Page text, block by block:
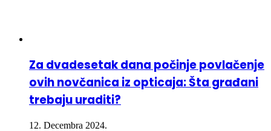
Za dvadesetak dana počinje povlačenje
ovih novčanica iz opticaja: Šta građani
trebaju uraditi?
12. Decembra 2024.